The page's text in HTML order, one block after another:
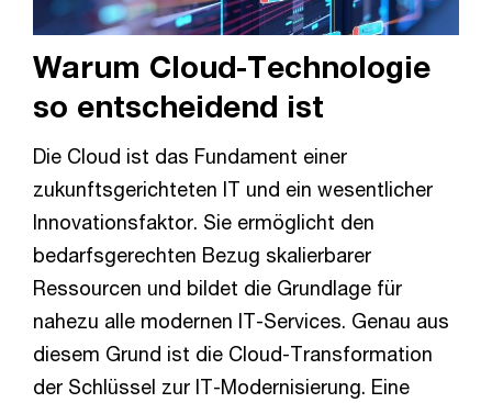
Warum Cloud-Technologie
so entscheidend ist
Die Cloud ist das Fundament einer
zukunftsgerichteten IT und ein wesentlicher
Innovationsfaktor. Sie ermöglicht den
bedarfsgerechten Bezug skalierbarer
Ressourcen und bildet die Grundlage für
nahezu alle modernen IT-Services. Genau aus
diesem Grund ist die Cloud-Transformation
der Schlüssel zur IT-Modernisierung. Eine